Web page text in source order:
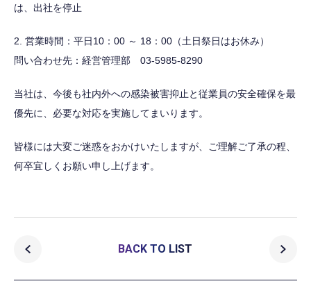
は、出社を停止
2. 営業時間：平日10：00 ～ 18：00（土日祭日はお休み）
問い合わせ先：経営管理部 03-5985-8290
当社は、今後も社内外への感染被害抑止と従業員の安全確保を最
優先に、必要な対応を実施してまいります。
皆様には大変ご迷惑をおかけいたしますが、ご理解ご了承の程、
何卒宜しくお願い申し上げます。
BACK TO LIST